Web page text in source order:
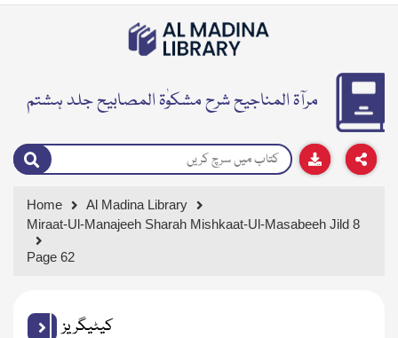
مرآۃ المناجیح شرح مشکوٰۃ المصابیح جلد ہشتم
Home
Al Madina Library
Miraat-Ul-Manajeeh Sharah Mishkaat-Ul-Masabeeh Jild 8
Page 62
کیٹیگریز